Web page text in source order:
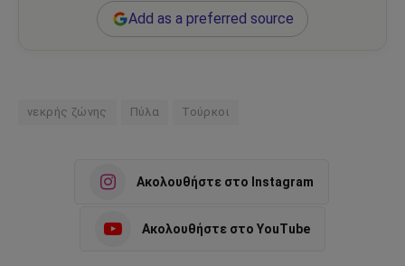
Add as a preferred source
νεκρής ζώνης Πύλα Τούρκοι
Ακολουθήστε στο Instagram
Ακολουθήστε στο YouTube